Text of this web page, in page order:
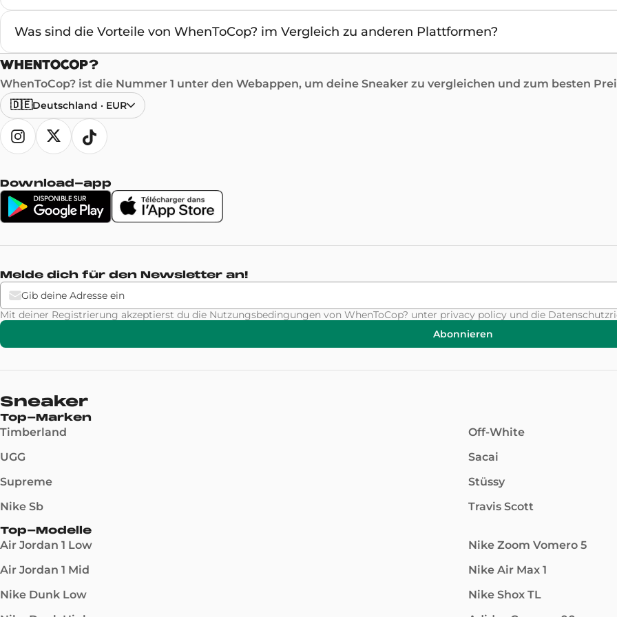
Was sind die Vorteile von WhenToCop? im Vergleich zu anderen Plattformen?
WhenToCop? ist die Nummer 1 unter den Webappen, um deine Sneaker zu vergleichen und zum besten
🇩🇪Deutschland · EUR
Download-app
Melde dich für den Newsletter an!
Mit deiner Registrierung akzeptierst du die Nutzungsbedingungen von WhenToCop? unter privacy policy und die
Abonnieren
Sneaker
Top-Marken
Timberland
UGG
Supreme
Nike Sb
Off-White
Sacai
Stüssy
Travis Scott
Top-Modelle
Air Jordan 1 Low
Air Jordan 1 Mid
Nike Dunk Low
Nike Zoom Vomero 5
Nike Air Max 1
Nike Shox TL